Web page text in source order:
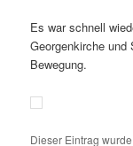
Es war schnell
Georgenkirche
Bewegung.
Dieser Eintrag